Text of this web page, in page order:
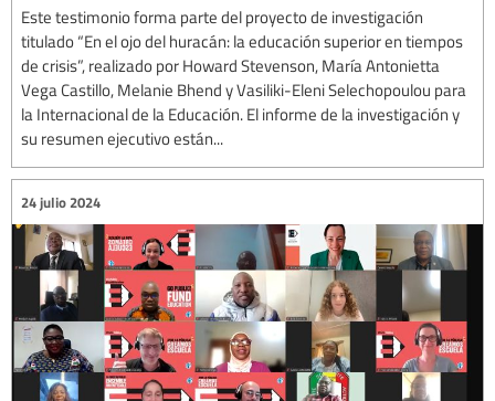
Este testimonio forma parte del proyecto de investigación
titulado “En el ojo del huracán: la educación superior en tiempos
de crisis”, realizado por Howard Stevenson, María Antonietta
Vega Castillo, Melanie Bhend y Vasiliki-Eleni Selechopoulou para
la Internacional de la Educación. El informe de la investigación y
su resumen ejecutivo están...
24 julio 2024